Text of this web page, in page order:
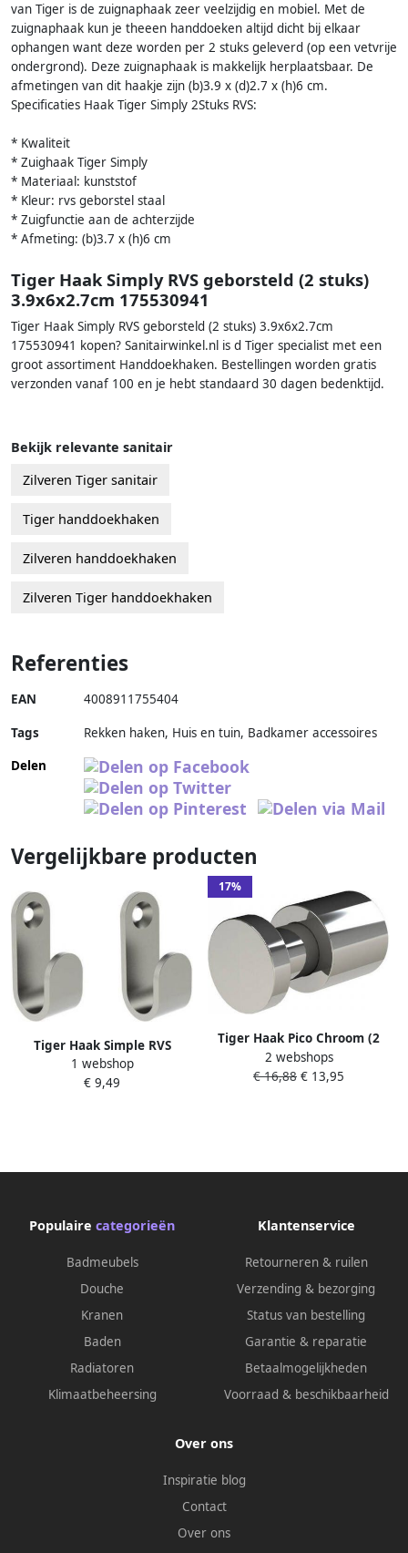
van Tiger is de zuignaphaak zeer veelzijdig en mobiel. Met de
zuignaphaak kun je theeen handdoeken altijd dicht bij elkaar
ophangen want deze worden per 2 stuks geleverd (op een vetvrije
ondergrond). Deze zuignaphaak is makkelijk herplaatsbaar. De
afmetingen van dit haakje zijn (b)3.9 x (d)2.7 x (h)6 cm.
Specificaties Haak Tiger Simply 2Stuks RVS:
* Kwaliteit
* Zuighaak Tiger Simply
* Materiaal: kunststof
* Kleur: rvs geborstel staal
* Zuigfunctie aan de achterzijde
* Afmeting: (b)3.7 x (h)6 cm
Tiger Haak Simply RVS geborsteld (2 stuks)
3.9x6x2.7cm 175530941
Tiger Haak Simply RVS geborsteld (2 stuks) 3.9x6x2.7cm
175530941 kopen? Sanitairwinkel.nl is d Tiger specialist met een
groot assortiment Handdoekhaken. Bestellingen worden gratis
verzonden vanaf 100 en je hebt standaard 30 dagen bedenktijd.
Bekijk relevante sanitair
Zilveren Tiger sanitair
Tiger handdoekhaken
Zilveren handdoekhaken
Zilveren Tiger handdoekhaken
Referenties
EAN 4008911755404
Tags
Rekken haken, Huis en tuin, Badkamer accessoires
Delen
Vergelijkbare producten
Tiger Haak Simple RVS
geborsteld (2 stuks)
1.5x4x1.8cm 1102030941
1 webshop
€ 9,49
17%
Tiger Haak Pico Chroom (2
stuks) 1.6x1.6x2.9cm
1100030341
2 webshops
€ 16,88 € 13,95
Populaire categorieën
Badmeubels
Douche
Kranen
Baden
Radiatoren
Klimaatbeheersing
Klantenservice
Retourneren & ruilen
Verzending & bezorging
Status van bestelling
Garantie & reparatie
Betaalmogelijkheden
Voorraad & beschikbaarheid
Over ons
Inspiratie blog
Contact
Over ons